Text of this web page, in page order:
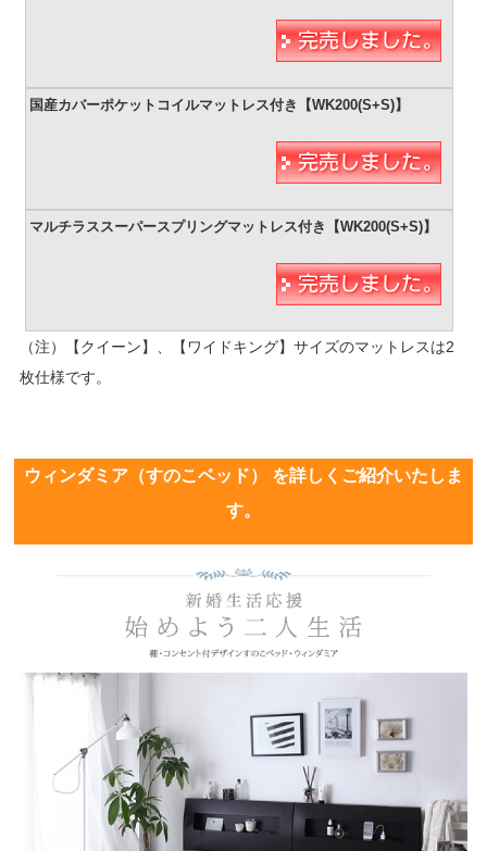
（注）【クイーン】、【ワイドキング】サイズのマットレスは2
枚仕様です。
ウィンダミア（すのこベッド） を詳しくご紹介いたしま
す。